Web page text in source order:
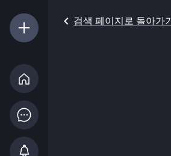
검색 페이지로 돌아가